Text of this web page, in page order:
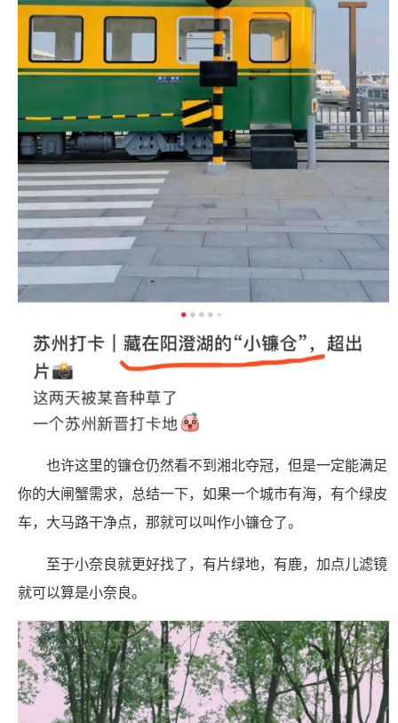
也许这里的镰仓仍然看不到湘北夺冠，但是一定能满足
你的大闸蟹需求，总结一下，如果一个城市有海，有个绿皮
车，大马路干净点，那就可以叫作小镰仓了。
至于小奈良就更好找了，有片绿地，有鹿，加点儿滤镜
就可以算是小奈良。